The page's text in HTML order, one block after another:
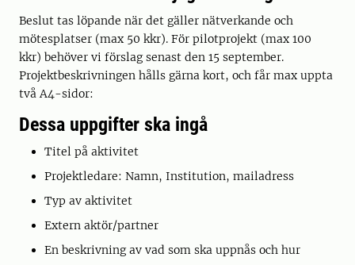
Beslut tas löpande när det gäller nätverkande och
mötesplatser (max 50 kkr). För pilotprojekt (max 100
kkr) behöver vi förslag senast den 15 september.
Projektbeskrivningen hålls gärna kort, och får max uppta
två A4-sidor:
Dessa uppgifter ska ingå
Titel på aktivitet
Projektledare: Namn, Institution, mailadress
Typ av aktivitet
Extern aktör/partner
En beskrivning av vad som ska uppnås och hur